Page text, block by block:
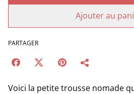
Ajouter au
PARTAGER
Voici la petite trousse nomade